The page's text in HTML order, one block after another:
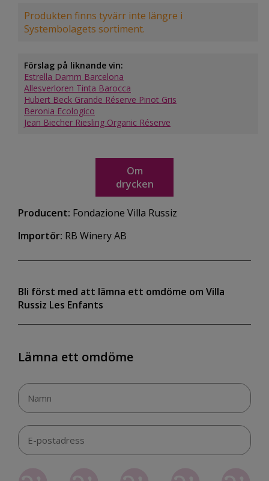
Produkten finns tyvärr inte längre i
Systembolagets sortiment.
Förslag på liknande vin:
Estrella Damm Barcelona
Allesverloren Tinta Barocca
Hubert Beck Grande Réserve Pinot Gris
Beronia Ecologico
Jean Biecher Riesling Organic Réserve
Om
drycken
Producent: Fondazione Villa Russiz
Importör: RB Winery AB
Bli först med att lämna ett omdöme om Villa
Russiz Les Enfants
Lämna ett omdöme